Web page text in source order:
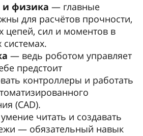
физика — главные
для расчётов прочности,
цепей, сил и моментов в
системах.
— ведь роботом управляет
предстоит
контроллеры и работать
(CAD).
читать и создавать
— обязательный навык